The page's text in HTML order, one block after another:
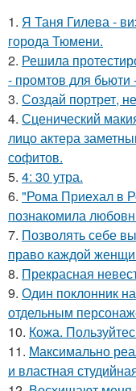
1. Я Таня Гилева -
города Тюмени.
2. Решила
- промтов для бьюти
3. Создай портрет,
4. Сценический
лицо актера
софитов.
5. 4: 30 утра.
6. "Рома Приехал в
познакомила
7. Позволять себе
право каждой
8. Прекрасная
9. Один поклонник
отдельным
10. Кожа.
11. Максимально
и властная